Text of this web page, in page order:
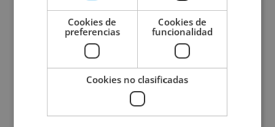
avanzadas en la coordinación de programas
de fabricación farmacéutica. Los
conocimientos que obtengas a lo largo de la
certificación consolidarán tus habilidades en
experto en la gestión de recursos en la
fabricación de productos farmacéuticos; una
habilidad altamente valorada en el sector.
Cookies de
preferencias
Cookies de
funcionalidad
Cookies no clasificadas